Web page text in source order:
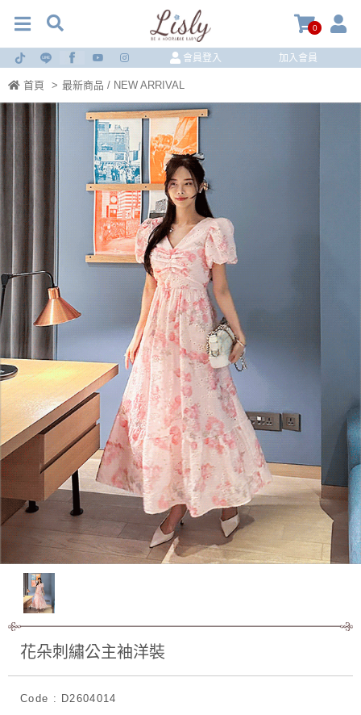
0
會員登入 加入會員
首頁 > 最新商品 / NEW ARRIVAL
花朵刺繡公主袖洋裝
Code : D2604014